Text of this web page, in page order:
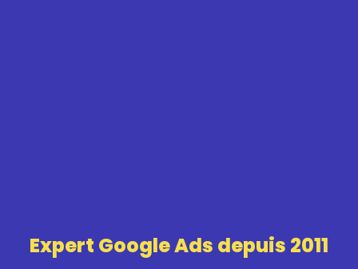
Expert Google Ads depuis 2011